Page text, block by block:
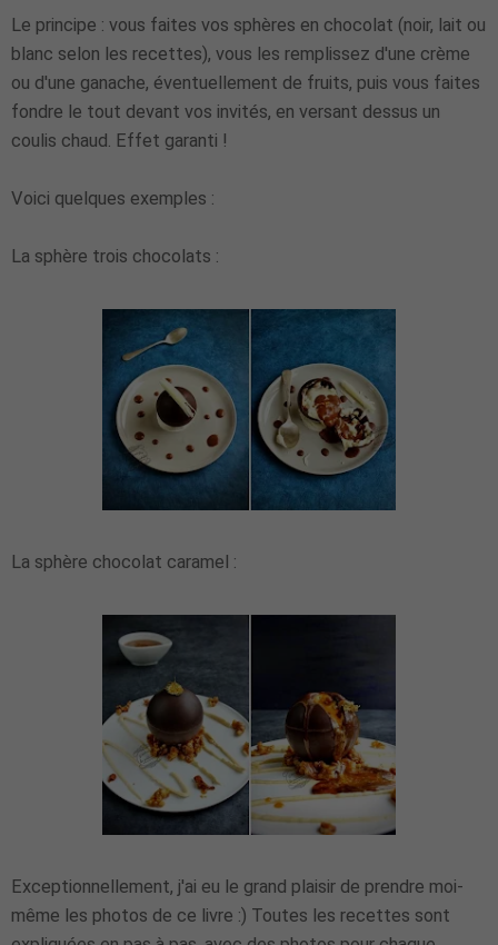
Le principe : vous faites vos sphères en chocolat (noir, lait ou
blanc selon les recettes), vous les remplissez d'une crème
ou d'une ganache, éventuellement de fruits, puis vous faites
fondre le tout devant vos invités, en versant dessus un
coulis chaud. Effet garanti !
Voici quelques exemples :
La sphère trois chocolats :
La sphère chocolat caramel :
Exceptionnellement, j'ai eu le grand plaisir de prendre moi-
même les photos de ce livre :) Toutes les recettes sont